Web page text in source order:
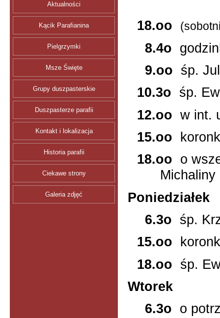
Aktualności
Kącik Parafianina
Pielgrzymki
Msze Święte
Grupy duszpasterskie
Duszpasterze parafii
Kontakt i lokalizacja
Historia parafii
Ciekawe strony
Galeria zdjęć
18.oo
8.4o
9.oo śp.
10.3o śp.
12.oo w int.
15.oo
18.oo o
Michaliny
Poniedziałek
6.3o śp.
15.oo
18.oo śp.
Wtorek
6.3o o